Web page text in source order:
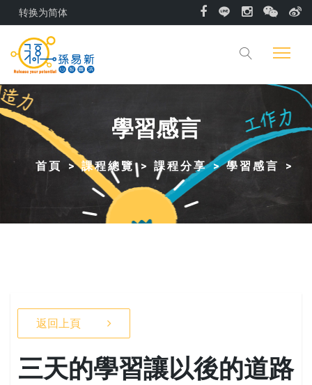
转换为简体
學習感言
首頁 課程總覽 課程分享 學習感言
返回上頁
三天的學習讓以後的道路